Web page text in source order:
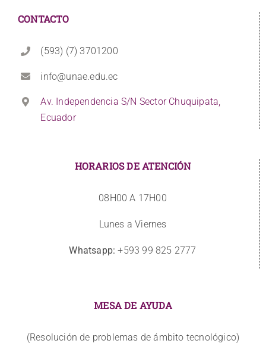
CONTACTO
(593) (7) 3701200
info@unae.edu.ec
Av. Independencia S/N Sector Chuquipata,
Ecuador
HORARIOS DE ATENCIÓN
08H00 A 17H00
Lunes a Viernes
Whatsapp: +593 99 825 2777
MESA DE AYUDA
(Resolución de problemas de ámbito tecnológico)